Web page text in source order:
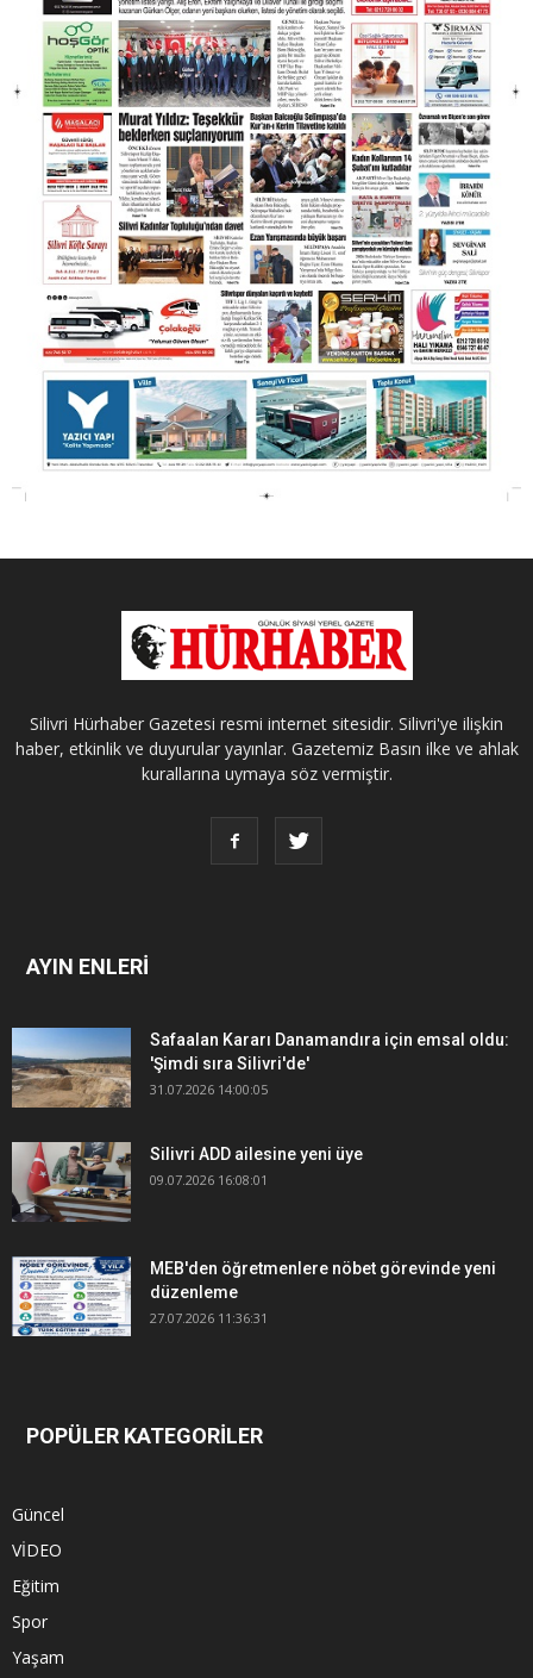
Silivri Hürhaber Gazetesi resmi internet sitesidir. Silivri'ye ilişkin
haber, etkinlik ve duyurular yayınlar. Gazetemiz Basın ilke ve ahlak
kurallarına uymaya söz vermiştir.
AYIN ENLERİ
Safaalan Kararı Danamandıra için emsal oldu:
'Şimdi sıra Silivri'de'
31.07.2026 14:00:05
Silivri ADD ailesine yeni üye
09.07.2026 16:08:01
MEB'den öğretmenlere nöbet görevinde yeni
düzenleme
27.07.2026 11:36:31
POPÜLER KATEGORİLER
Güncel
VİDEO
Eğitim
Spor
Yaşam